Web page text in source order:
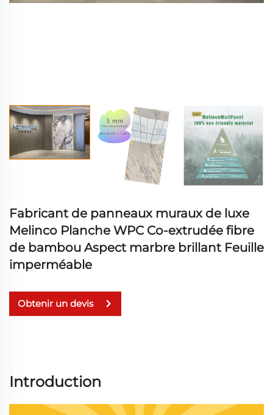
Fabricant de panneaux muraux de luxe
Melinco Planche WPC Co-extrudée fibre
de bambou Aspect marbre brillant Feuille
imperméable
Obtenir un devis
Introduction